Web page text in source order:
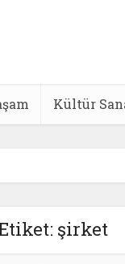
Kültür
şirket